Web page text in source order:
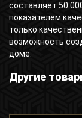
составляет 50
показателем
только
возможность
доме.
Другие